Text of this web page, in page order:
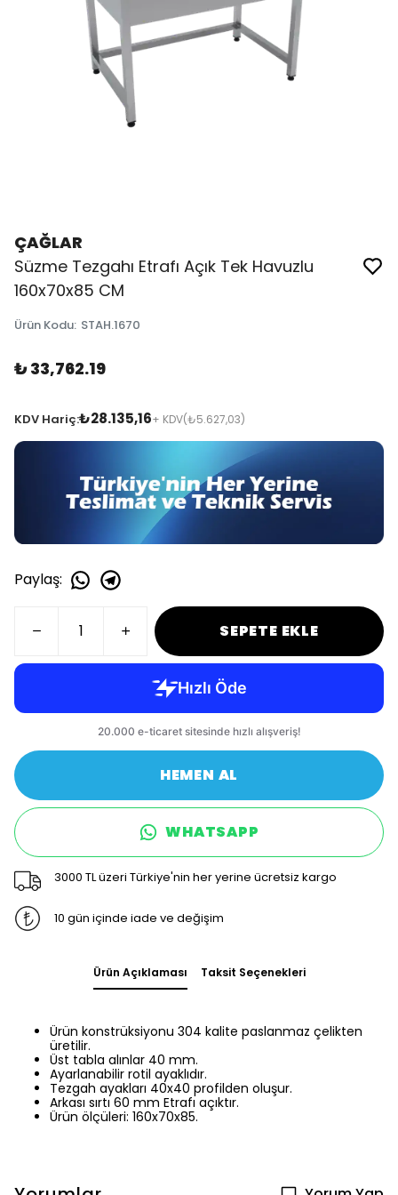
ÇAĞLAR
Süzme Tezgahı Etrafı Açık Tek Havuzlu
160x70x85 CM
Ürün Kodu: STAH.1670
₺ 33,762.19
KDV Hariç:₺28.135,16+ KDV(₺5.627,03)
Paylaş:
SEPETE EKLE
HEMEN AL
WHATSAPP
3000 TL üzeri Türkiye'nin her yerine ücretsiz kargo
10 gün içinde iade ve değişim
Ürün Açıklaması Taksit Seçenekleri
Ürün konstrüksiyonu 304 kalite paslanmaz çelikten
üretilir.
Üst tabla alınlar 40 mm.
Ayarlanabilir rotil ayaklıdır.
Tezgah ayakları 40x40 profilden oluşur.
Arkası sırtı 60 mm Etrafı açıktır.
Ürün ölçüleri: 160x70x85.